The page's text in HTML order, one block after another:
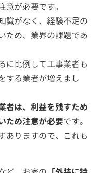
が必要です。
識がなく、経験不足の
ため、業界の課題であ
に比例して工事業者も
する業者が増えまし
者は、利益を残すため
ため注意が必要です。
ありますので、これも